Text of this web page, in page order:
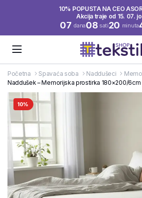
10% POPUSTA NA CEO
Akcija traje od 15. 07.
07 dana08 sati20 minuta
Početna Spavaća soba Naddušeci
Naddušek – Memorijska prostirka 180×200/6cm
10%